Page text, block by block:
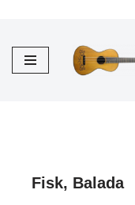
Inhalt
Fisk, Balada